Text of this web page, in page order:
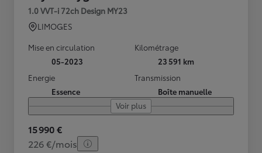
1.0 VVT-i 72ch Design MY23
LIMOGES
Mise en circulation
05-2023
Kilométrage
23 591 km
Energie
Essence
Transmission
Boîte manuelle
Voir plus
15 990 €
226 €/mois